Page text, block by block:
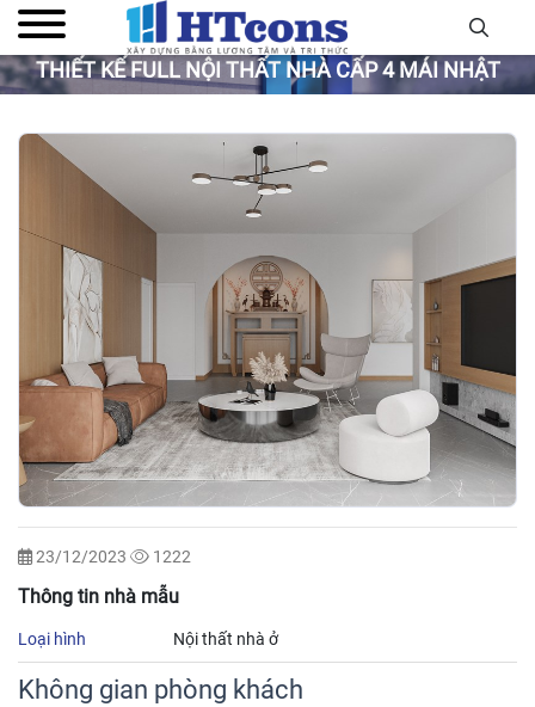
THIẾT KẾ FULL NỘI THẤT NHÀ CẤP 4 MÁI NHẬT
23/12/2023 1222
Thông tin nhà mẫu
Loại hình Nội thất nhà ở
Không gian phòng khách